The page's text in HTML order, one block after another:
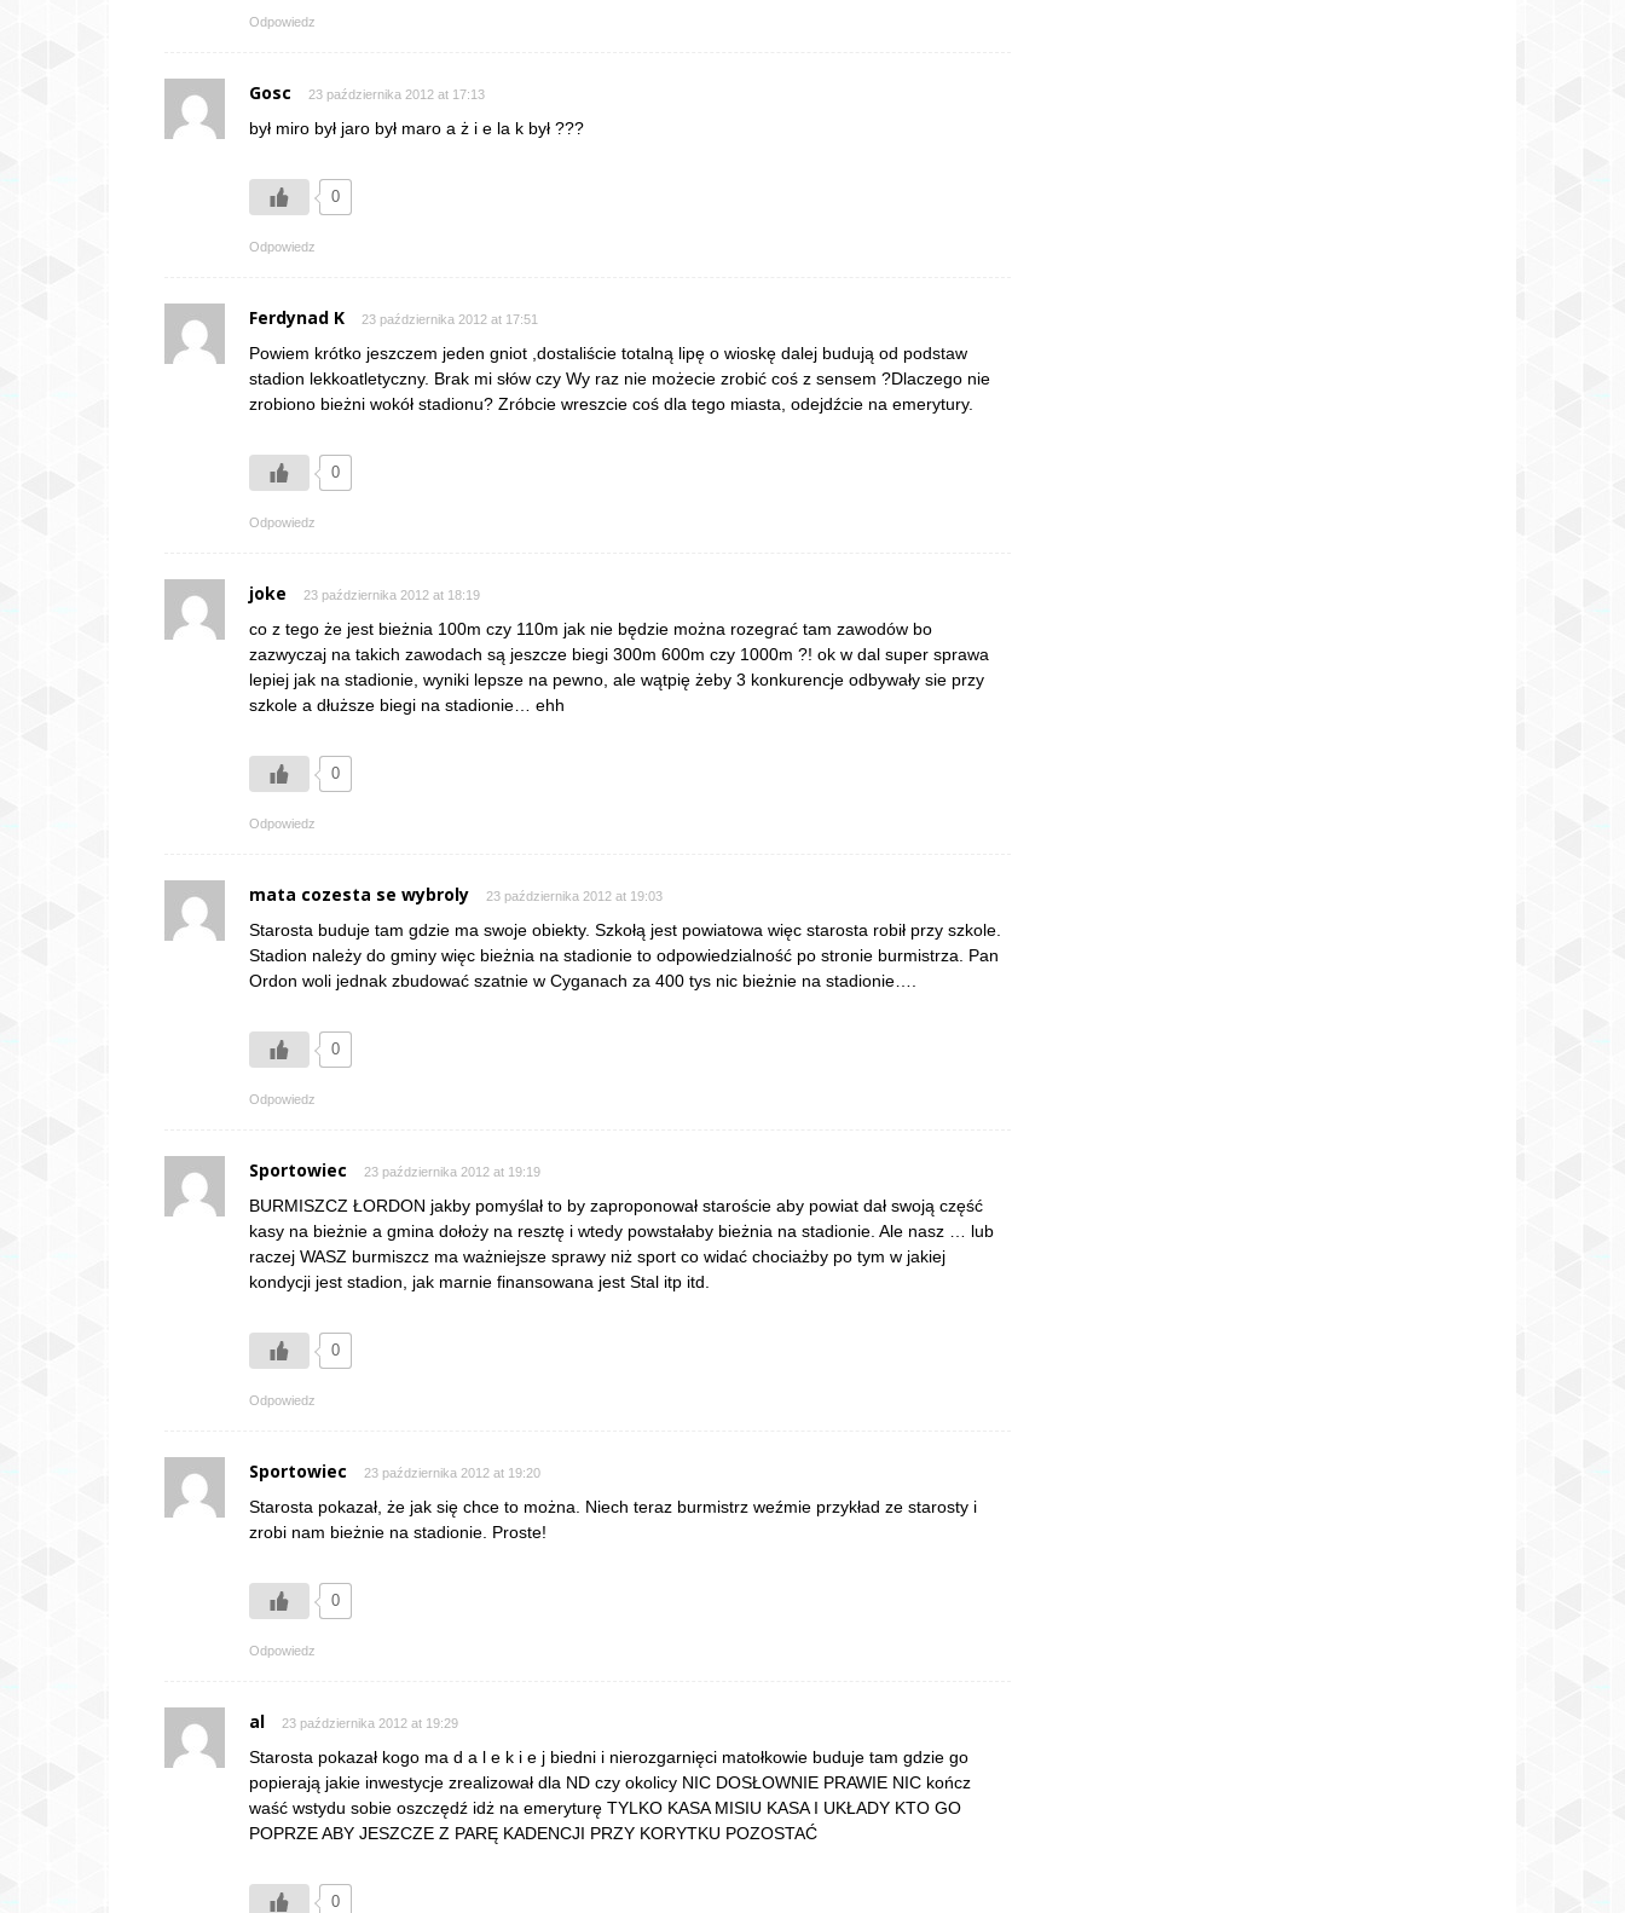
Odpowiedz
Gosc 23 października 2012 at 17:13
był miro był jaro był maro a ż i e la k był ???
0
Odpowiedz
Ferdynad K 23 października 2012 at 17:51
Powiem krótko jeszczem jeden gniot ,dostaliście totalną lipę o wioskę dalej budują od podstaw
stadion lekkoatletyczny. Brak mi słów czy Wy raz nie możecie zrobić coś z sensem ?Dlaczego nie
zrobiono bieżni wokół stadionu? Zróbcie wreszcie coś dla tego miasta, odejdźcie na emerytury.
0
Odpowiedz
joke 23 października 2012 at 18:19
co z tego że jest bieżnia 100m czy 110m jak nie będzie można rozegrać tam zawodów bo
zazwyczaj na takich zawodach są jeszcze biegi 300m 600m czy 1000m ?! ok w dal super sprawa
lepiej jak na stadionie, wyniki lepsze na pewno, ale wątpię żeby 3 konkurencje odbywały sie przy
szkole a dłuższe biegi na stadionie… ehh
0
Odpowiedz
mata cozesta se wybroly 23 października 2012 at 19:03
Starosta buduje tam gdzie ma swoje obiekty. Szkołą jest powiatowa więc starosta robił przy szkole.
Stadion należy do gminy więc bieżnia na stadionie to odpowiedzialność po stronie burmistrza. Pan
Ordon woli jednak zbudować szatnie w Cyganach za 400 tys nic bieżnie na stadionie….
0
Odpowiedz
Sportowiec 23 października 2012 at 19:19
BURMISZCZ ŁORDON jakby pomyślał to by zaproponował staroście aby powiat dał swoją część
kasy na bieżnie a gmina dołoży na resztę i wtedy powstałaby bieżnia na stadionie. Ale nasz … lub
raczej WASZ burmiszcz ma ważniejsze sprawy niż sport co widać chociażby po tym w jakiej
kondycji jest stadion, jak marnie finansowana jest Stal itp itd.
0
Odpowiedz
Sportowiec 23 października 2012 at 19:20
Starosta pokazał, że jak się chce to można. Niech teraz burmistrz weźmie przykład ze starosty i
zrobi nam bieżnie na stadionie. Proste!
0
Odpowiedz
al 23 października 2012 at 19:29
Starosta pokazał kogo ma d a l e k i e j biedni i nierozgarnięci matołkowie buduje tam gdzie go
popierają jakie inwestycje zrealizował dla ND czy okolicy NIC DOSŁOWNIE PRAWIE NIC kończ
waść wstydu sobie oszczędź idż na emeryturę TYLKO KASA MISIU KASA I UKŁADY KTO GO
POPRZE ABY JESZCZE Z PARĘ KADENCJI PRZY KORYTKU POZOSTAĆ
0